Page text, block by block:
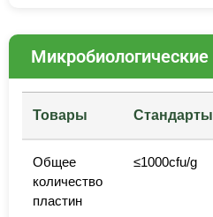
Микробиологические
Товары Стандарты
Общее
количество
пластин
≤1000cfu/g